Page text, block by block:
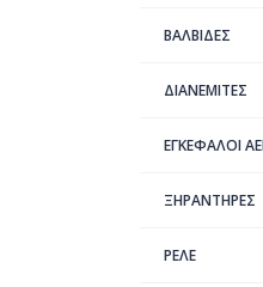
ΒΑΛΒΙΔΕΣ
ΔΙΑΝΕΜΙΤΕΣ
ΕΓΚΕΦΑΛΟΙ
ΞΗΡΑΝΤΗΡΕΣ
ΡΕΛΕ